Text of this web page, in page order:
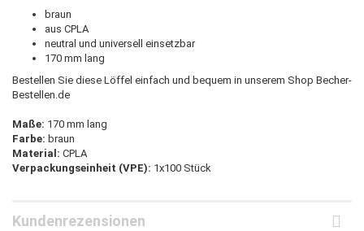
braun
aus CPLA
neutral und universell einsetzbar
170 mm lang
Bestellen Sie diese Löffel einfach und bequem in unserem Shop Becher-
Bestellen.de
Maße: 170 mm lang
Farbe: braun
Material: CPLA
Verpackungseinheit (VPE): 1x100 Stück
Kundenrezensionen